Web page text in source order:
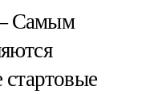
Самым
стартовые